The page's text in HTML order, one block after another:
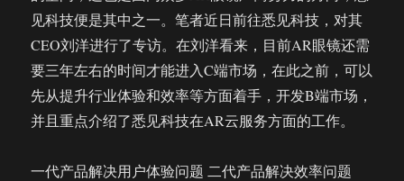
见科技便是其中之一。笔者近日前往悉见科技，对其
CEO刘洋进行了专访。在刘洋看来，目前AR眼镜还需
要三年左右的时间才能进入C端市场，在此之前，可以
先从提升行业体验和效率等方面着手，开发B端市场，
并且重点介绍了悉见科技在AR云服务方面的工作。
一代产品解决用户体验问题 二代产品解决效率问题